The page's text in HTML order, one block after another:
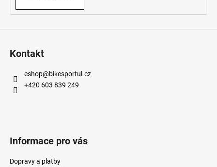
Kontakt
eshop@bikesportul.cz
+420 603 839 249
Informace pro vás
Dopravy a platby